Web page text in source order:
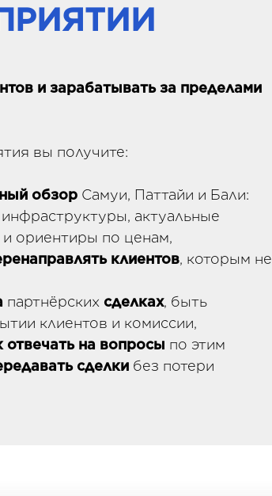
и зарабатывать за пределами
вы получите:
обзор Самуи, Паттайи и Бали:
актуальные
ориентиры по ценам,
клиентов, которым не
партнёрских сделках, быть
клиентов и комиссии,
отвечать на вопросы по этим
сделки без потери